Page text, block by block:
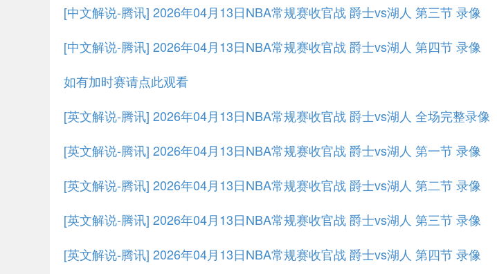
[中文解说-腾讯] 2026年04月13日NBA常规赛收官战 爵士vs湖人 第三节 录像
[中文解说-腾讯] 2026年04月13日NBA常规赛收官战 爵士vs湖人 第四节 录像
如有加时赛请点此观看
[英文解说-腾讯] 2026年04月13日NBA常规赛收官战 爵士vs湖人 全场完整录像
[英文解说-腾讯] 2026年04月13日NBA常规赛收官战 爵士vs湖人 第一节 录像
[英文解说-腾讯] 2026年04月13日NBA常规赛收官战 爵士vs湖人 第二节 录像
[英文解说-腾讯] 2026年04月13日NBA常规赛收官战 爵士vs湖人 第三节 录像
[英文解说-腾讯] 2026年04月13日NBA常规赛收官战 爵士vs湖人 第四节 录像